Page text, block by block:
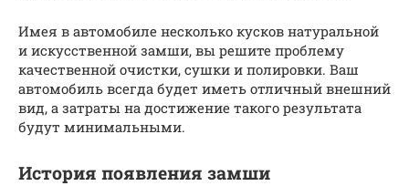
Имея в автомобиле несколько кусков натуральной
и искусственной замши, вы решите проблему
качественной очистки, сушки и полировки. Ваш
автомобиль всегда будет иметь отличный внешний
вид, а затраты на достижение такого результата
будут минимальными.
История появления замши